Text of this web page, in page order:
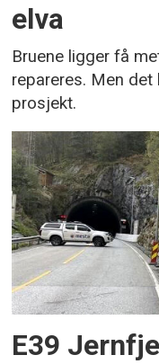
elva
Bruene ligger få
repareres. Men
prosjekt.
E39